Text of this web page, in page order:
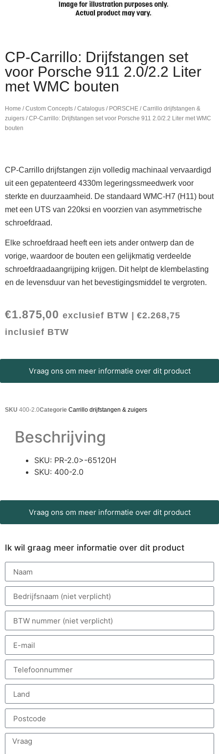
CP-Carrillo: Drijfstangen set
voor Porsche 911 2.0/2.2 Liter
met WMC bouten
Home /Custom Concepts /Catalogus / PORSCHE /Carrillo drijfstangen &
zuigers / CP-Carrillo: Drijfstangen set voor Porsche 911 2.0/2.2 Liter met WMC
bouten
CP-Carrillo drijfstangen zijn volledig machinaal vervaardigd
uit een gepatenteerd 4330m legeringssmeedwerk voor
sterkte en duurzaamheid. De standaard WMC-H7 (H11) bout
met een UTS van 220ksi en voorzien van asymmetrische
schroefdraad.
Elke schroefdraad heeft een iets ander ontwerp dan de
vorige, waardoor de bouten een gelijkmatig verdeelde
schroefdraadaangrijping krijgen. Dit helpt de klembelasting
en de levensduur van het bevestigingsmiddel te vergroten.
€1.875,00 exclusief BTW |€2.268,75
inclusief BTW
Vraag ons om meer informatie over dit product
SKU 400-2.0Categorie Carrillo drijfstangen & zuigers
Beschrijving
SKU: PR-2.0>-65120H
SKU: 400-2.0
Vraag ons om meer informatie over dit product
Ik wil graag meer informatie over dit product